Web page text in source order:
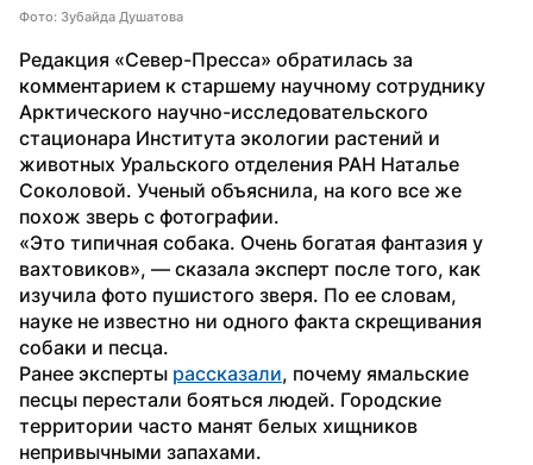
Фото: Зубайда Душатова
Редакция «Север-Пресса» обратилась за
комментарием к старшему научному сотруднику
Арктического научно-исследовательского
стационара Института экологии растений и
животных Уральского отделения РАН Наталье
Соколовой. Ученый объяснила, на кого все же
похож зверь с фотографии.
«Это типичная собака. Очень богатая фантазия у
вахтовиков», — сказала эксперт после того, как
изучила фото пушистого зверя. По ее словам,
науке не известно ни одного факта скрещивания
собаки и песца.
Ранее эксперты рассказали, почему ямальские
песцы перестали бояться людей. Городские
территории часто манят белых хищников
непривычными запахами.